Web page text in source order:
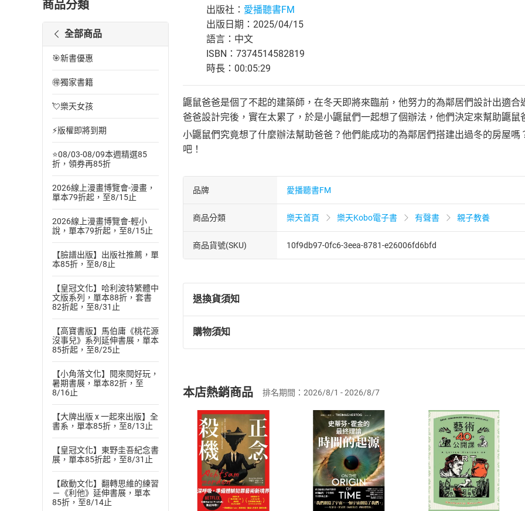
商品分類
全部商品
🎯新書優惠
🉐獨家書籍
💘樂天女孩
⚡版權即將到期
⭐08/03-08/09本週精選85
折，領券再85折
2026線上漫畫博覽會-漫畫，
單本79折起，至8/15止
2026線上漫畫博覽會-輕小
說，單本79折起，至8/15止
【臉譜出版】出版社推薦，單
本85折，至8/8止
【皇冠文化】哈利波特繁體中
文版系列，單本88折，套書
82折起，至8/31止
【高寶書版】馬伯庸《桃花源
沒事兒》系列延伸書展，單本
85折起，至8/25止
【小角落文化】閱來閱好玩，
暑期書展，單本82折，至
8/16止
【大牌出版 x 一起來出版】全
書系，單本85折，至8/13止
【皇冠文化】東野圭吾紀念書
展，單本85折起，至8/31止
【啟動文化】翻轉思維的練習
－《利他》延伸書展，單本
85折，至8/14止
出版社： 愛播聽書FM
出版日期：2025/04/15
語言：中文
ISBN：7374514582819
時長：00:05:29
鼴鼠爸爸是個了不起的建築師，在冬天即將來臨前，他努力的為鄰居們設計出適
爸爸設計完後，實在太累了，於是小鼴鼠們一起想了個辦法，他們決定來幫助鼴鼠
小鼴鼠們究竟想了什麼辦法幫助爸爸？他們能成功的為鄰居們搭建出過冬的房屋
吧！
品牌 愛播聽書FM
商品分類 樂天首頁 樂天Kobo電子書 有聲書 親子教養
商品貨號(SKU) 10f9db97-0fc6-3eea-8781-e26006fd6bfd
退換貨須知
退換貨規定：
(一)依消費者保護法第19條第1項後段暨通訊交易解除權合理例外情事適用
(二)消費者訂購本店鋪之商品即代表知悉本店鋪所銷售之商品為電子書，
且已下載/存取電子書，不得請求退貨退款。
退貨方式：您欲取消訂單或辦理退貨時，請登入樂天市場，並於「我的訂單
貨」，本店鋪將依您的申請進行審核，待審核通過後將為您辦理退款事宜。
請注意，樂天市場須以整筆訂單為單位進行取消/退貨，恕無法以單支商品取
購物須知
挑選商品
Choose
放入購物車
Shopping cart
登入帳號
Login
購書後，如何開始使用？
Step1.選擇閱讀載具 Step2.登入
本店熱銷商品 排名期間：2026/8/1 - 2026/8/7